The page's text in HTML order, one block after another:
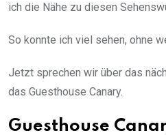
ich die Nähe zu diesen
So konnte ich viel sehen, ohne
Jetzt sprechen wir über das
das Guesthouse Canary.
Guesthouse